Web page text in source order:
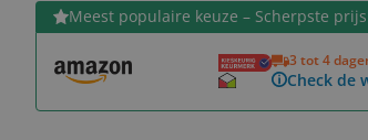
Meest populaire keuze – Scherpste
3 tot 4
Check de
Bekijk product